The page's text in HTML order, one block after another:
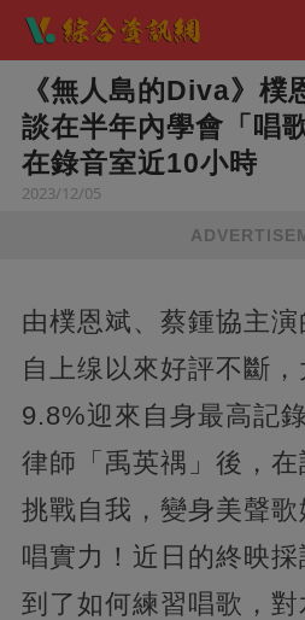
《無人島的Diva》樸
談在半年內學會「唱
在錄音室近10小時
2023/12/05
由樸恩斌、蔡鍾協主演
自上缐以來好評不斷
9.8%迎來自身最高記
律師「禹英禑」後，
挑戰自我，變身美聲
唱實力！近日的終映
到了如何練習唱歌，